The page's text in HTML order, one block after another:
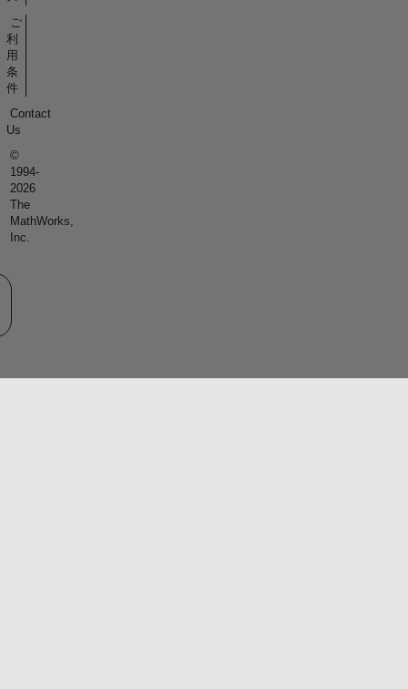
ご
利
用
条
件
Contact
Us
©
1994-
2026
The
MathWorks,
Inc.
サイトの選択